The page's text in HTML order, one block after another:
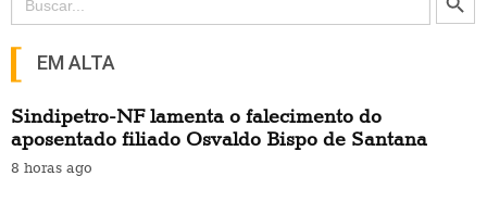
for:
EM ALTA
Sindipetro-NF lamenta o falecimento do
aposentado filiado Osvaldo Bispo de Santana
8 horas ago